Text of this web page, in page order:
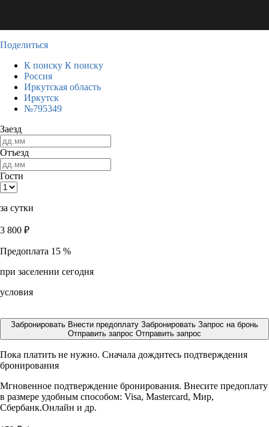
Поделиться
К поиску К поиску
Россия
Иркутская область
Иркутск
№795349
Заезд
Отъезд
Гости
за сутки
3 800 ₽
Предоплата 15 %
при заселении сегодня
условия
Забронировать Внести предоплату Забронировать Запрос на бронь
Отправить запрос Отправить запрос
Пока платить не нужно. Сначала дождитесь подтверждения
бронирования
Мгновенное подтверждение бронирования. Внесите предоплату
в размере удобным способом: Visa, Mastercard, Мир,
Сбербанк.Онлайн и др.